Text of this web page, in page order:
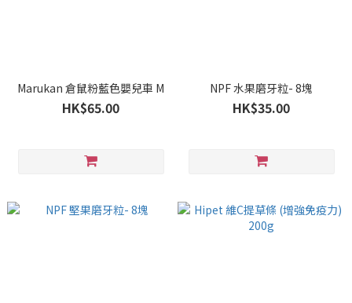
Marukan 倉鼠粉藍色嬰兒車 M
HK$65.00
NPF 水果磨牙粒- 8塊
HK$35.00